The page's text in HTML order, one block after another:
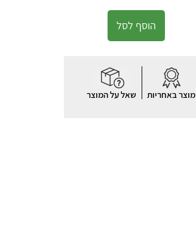
הוסף לסל
מוצר באחריות שאל על המוצר